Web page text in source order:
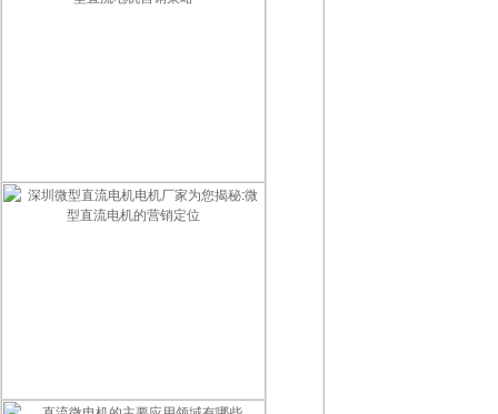
深圳微型直流电机电机厂家为您揭秘:微型直流电机营销策略